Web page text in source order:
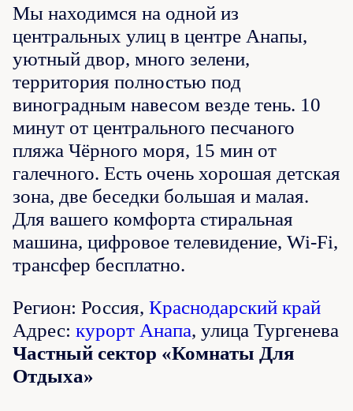
Мы находимся на одной из
центральных улиц в центре Анапы,
уютный двор, много зелени,
территория полностью под
виноградным навесом везде тень. 10
минут от центрального песчаного
пляжа Чёрного моря, 15 мин от
галечного. Есть очень хорошая детская
зона, две беседки большая и малая.
Для вашего комфорта стиральная
машина, цифровое телевидение, Wi-Fi,
трансфер бесплатно.
Регион: Россия, Краснодарский край
Адрес: курорт Анапа, улица Тургенева
Частный сектор «Комнаты Для
Отдыха»